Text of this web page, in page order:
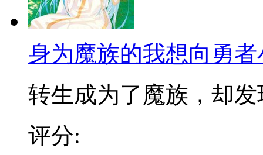
身为魔族的我想向勇
转生成为了魔族，却发
评分: